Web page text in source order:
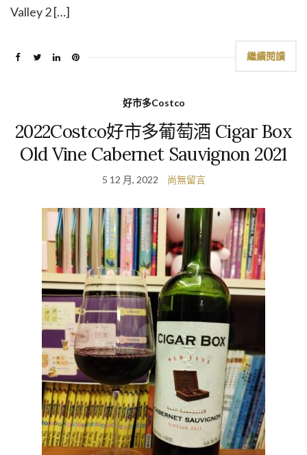
Valley 2 […]
繼續閱讀
好市多Costco
2022Costco好市多葡萄酒 Cigar Box
Old Vine Cabernet Sauvignon 2021
5 12 月, 2022 尚無留言